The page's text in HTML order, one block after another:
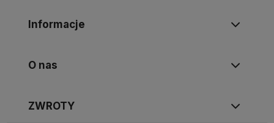
Informacje
O nas
ZWROTY